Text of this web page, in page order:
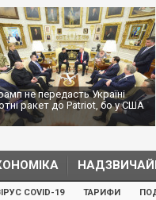
не передасть Україні
ракет до Patriot, бо у США
COVID-19 ТАРИФИ